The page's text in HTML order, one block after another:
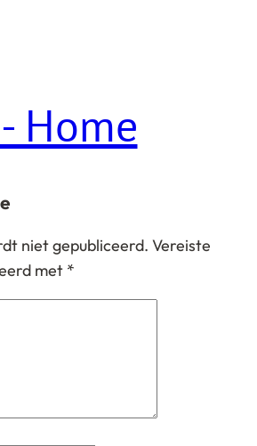
Home
niet gepubliceerd. Vereiste
met *